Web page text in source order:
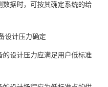
据时，可按其确定系统的给
设计压力确定
设计压力应满足用户低标准